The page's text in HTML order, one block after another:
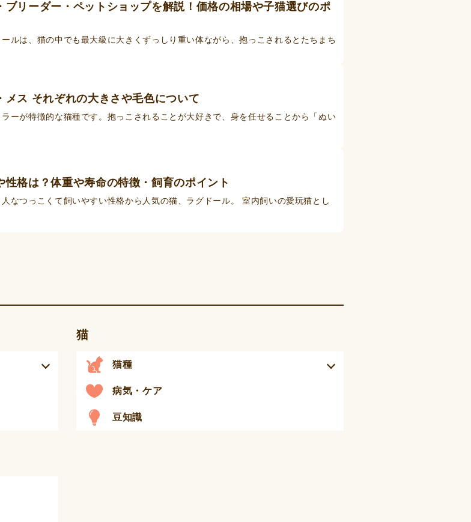
ブリーダー・ペットショップを解説！価格の相場や子猫選びのポ
ルは、猫の中でも最大級に大きくずっしり重い体ながら、抱っこされるとたちまち
メス それぞれの大きさや毛色について
ーが特徴的な猫種です。抱っこされることが大好きで、身を任せることから「ぬい
性格は？体重や寿命の特徴・飼育のポイント
なつっこくて飼いやすい性格から人気の猫、ラグドール。 室内飼いの愛玩猫とし
猫
猫種
病気・ケア
豆知識